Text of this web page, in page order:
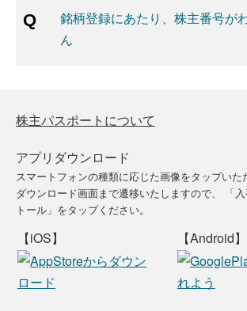
銘柄登録にあたり、株主番号が
ん
株主パスポートについて
アプリダウンロード
スマートフォンの種類に応じた画像をタップいた
ダウンロード画面まで遷移いたしますので、
「
トール」をタップください。
【iOS】 【Android】